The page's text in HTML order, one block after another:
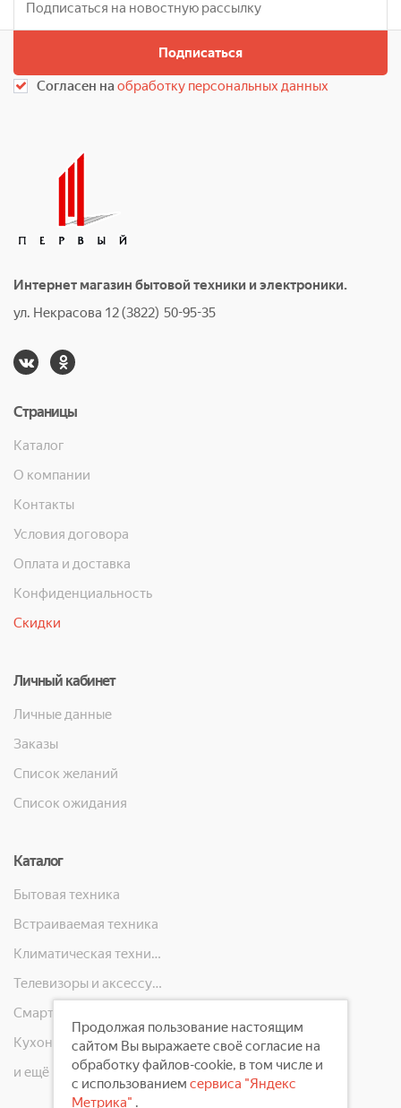
Подписаться
Согласен наобработку персональных данных
Интернет магазин бытовой техники и электроники.
ул. Некрасова 12 (3822) 50-95-35
Страницы
Каталог
О компании
Контакты
Условия договора
Оплата и доставка
Конфиденциальность
Скидки
Личный кабинет
Личные данные
Заказы
Список желаний
Список ожидания
Каталог
Бытовая техника
Встраиваемая техника
Климатическая техника
Телевизоры и аксессуары
Кухонная техника
и ещё 10 категорий
Продолжая пользование настоящим
сайтом Вы выражаете своё согласие на
обработку файлов-cookie, в том числе и
с использованием сервиса "Яндекс
Метрика" .